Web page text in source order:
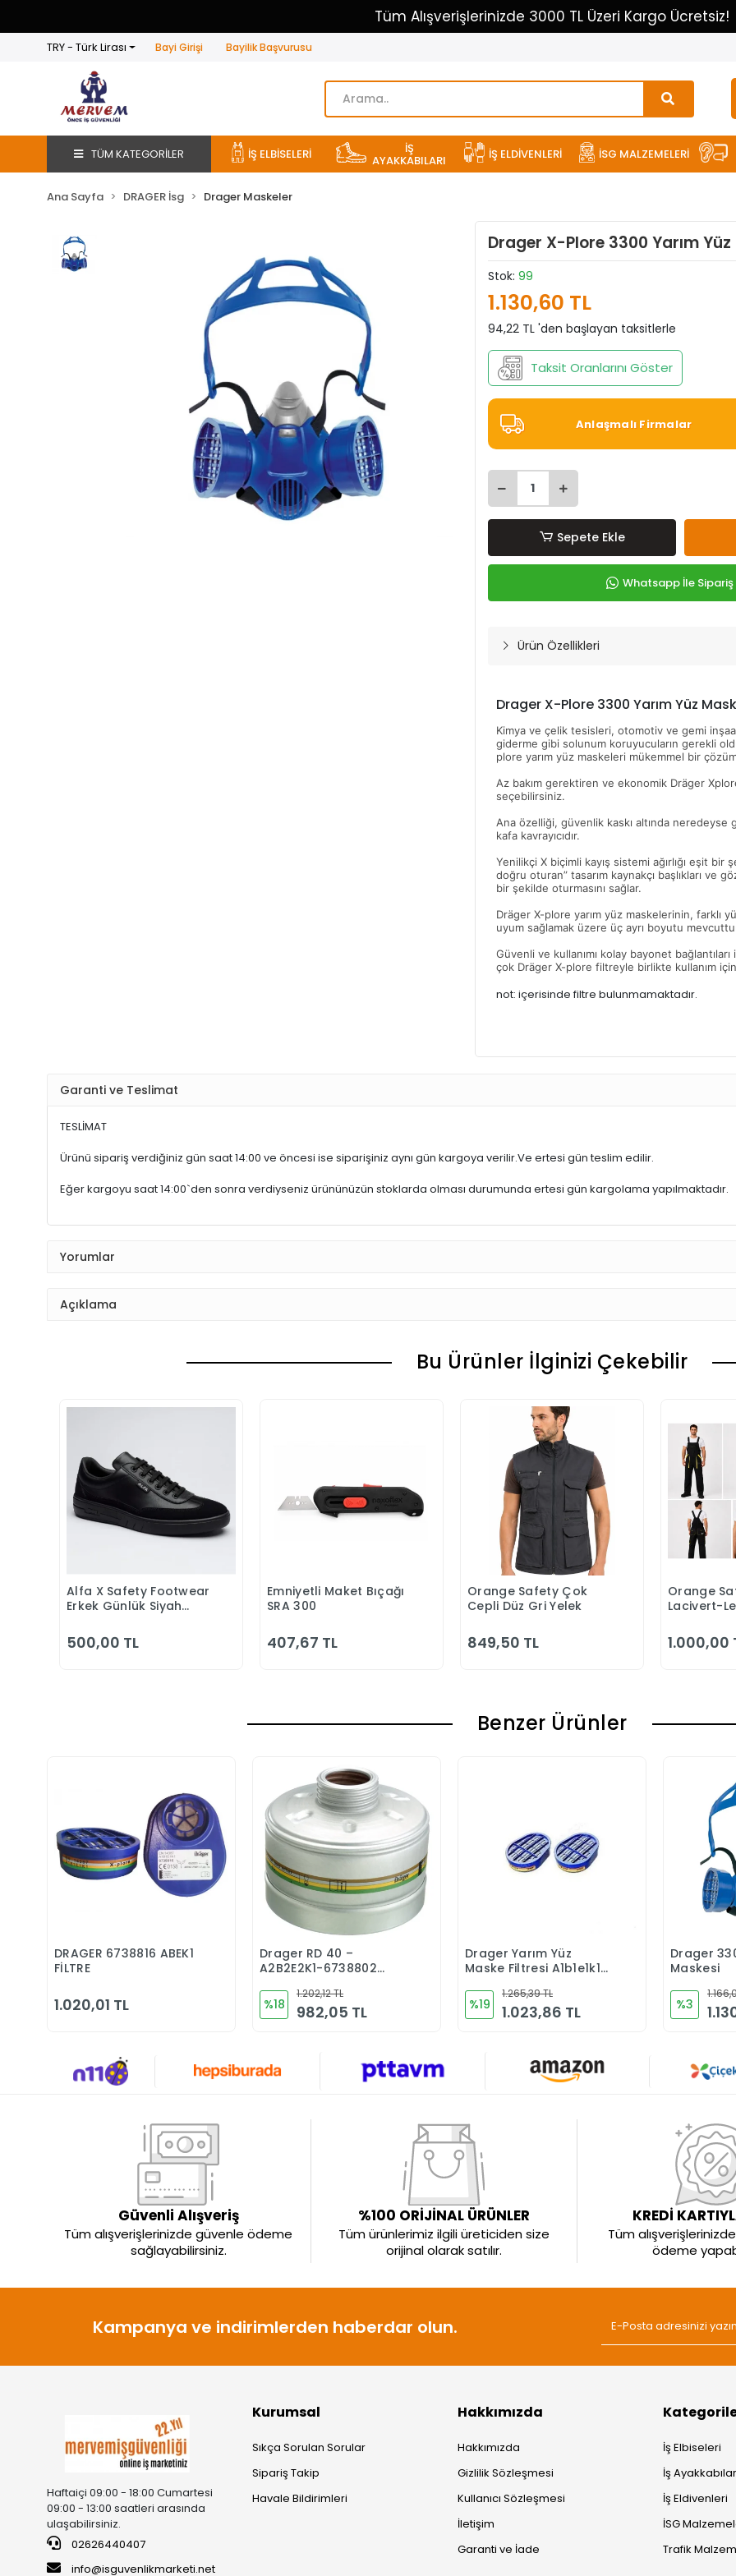
Tüm Alışverişlerinizde 3000 TL Üzeri Kargo Ücretsiz!
TRY - Türk Lirası Bayi Girişi Bayilik Başvurusu
TÜM KATEGORİLER İŞ ELBİSELERİ İŞ
AYAKKABILARI İŞ ELDİVENLERİ İSG MALZEMELERİ
Ana Sayfa DRAGER İsg Drager Maskeler
Drager X-Plore 3300 Yarım
Stok: 99
1.130,60 TL
94,22 TL 'den başlayan taksitlerle
Taksit Oranlarını Göster
Anlaşmalı Firmalar
Sepete Ekle
Whatsapp İle Sipariş
Ürün Özellikleri
Drager X-Plore 3300 Yarım Yüz
Kimya ve çelik tesisleri, otomotiv ve gemi
giderme gibi solunum koruyucuların gerekli
plore yarım yüz maskeleri mükemmel bir
Az bakım gerektiren ve ekonomik Dräger
seçebilirsiniz.
Ana özelliği, güvenlik kaskı altında neredeyse
kafa kavrayıcıdır.
Yenilikçi X biçimli kayış sistemi ağırlığı eşit bir
doğru oturan” tasarım kaynakçı başlıkları ve
bir şekilde oturmasını sağlar.
Dräger X-plore yarım yüz maskelerinin, farklı
uyum sağlamak üzere üç ayrı boyutu
Güvenli ve kullanımı kolay bayonet
çok Dräger X-plore filtreyle birlikte kullanım
not: içerisinde filtre bulunmamaktadır.
Garanti ve Teslimat
TESLİMAT
Ürünü sipariş verdiğiniz gün saat 14:00 ve öncesi ise siparişiniz aynı gün kargoya verilir.Ve ertesi gün teslim edilir.
Eğer kargoyu saat 14:00`den sonra verdiyseniz ürününüzün stoklarda olması durumunda ertesi gün kargolama yapılmaktadır.
Yorumlar
Açıklama
Bu Ürünler İlginizi Çekebilir
Sepete Ekle
Alfa X Safety Footwear
Erkek Günlük Siyah
500,00 TL
Sepete Ekle
Emniyetli Maket Bıçağı
SRA 300
407,67 TL
Sepete Ekle
Orange Safety Çok
Cepli Düz Gri Yelek
849,50 TL
Orange
Lacivert-
1.000,00
Benzer Ürünler
Sepete Ekle
DRAGER 6738816 ABEK1
FİLTRE
1.020,01 TL
Sepete Ekle
Drager RD 40 –
A2B2E2K1-6738802
%18
1.202,12 TL
982,05 TL
Sepete Ekle
Drager Yarım Yüz
Maske Filtresi A1b1e1k1
%19
1.265,39 TL
1.023,86 TL
Drager
Maskesi
%3
Güvenli Alışveriş
Tüm alışverişlerinizde güvenle ödeme
sağlayabilirsiniz.
%100 ORİJİNAL ÜRÜNLER
Tüm ürünlerimiz ilgili üreticiden size
orijinal olarak satılır.
KREDİ
Tüm
ödeme
Kampanya ve indirimlerden haberdar olun.
Haftaiçi 09:00 - 18:00 Cumartesi
09:00 - 13:00 saatleri arasında
ulaşabilirsiniz.
02626440407
info@isguvenlikmarketi.net
Kurumsal
Sıkça Sorulan Sorular
Sipariş Takip
Havale Bildirimleri
Hakkımızda
Hakkımızda
Gizlilik Sözleşmesi
Kullanıcı Sözleşmesi
İletişim
Garanti ve İade
İş Elbiseleri
İş
İş Eldivenleri
İSG
Trafik